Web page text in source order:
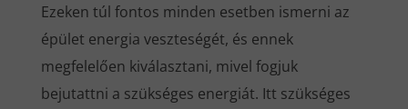
Ezeken túl fontos minden esetben ismerni az
épület energia veszteségét, és ennek
megfelelően kiválasztani, mivel fogjuk
bejutattni a szükséges energiát. Itt szükséges